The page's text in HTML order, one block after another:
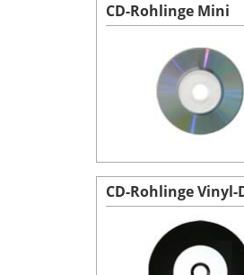
CD-Rohlinge Mini
CD-Rohlinge Vinyl-